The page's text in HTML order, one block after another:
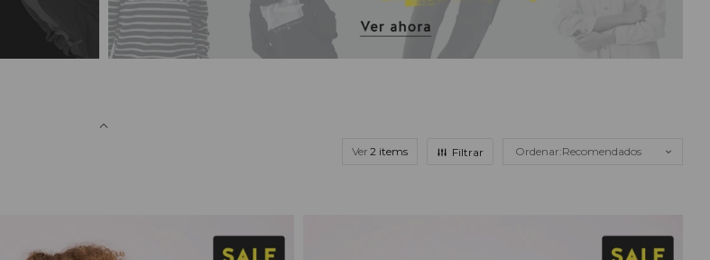
Ver Recomendados